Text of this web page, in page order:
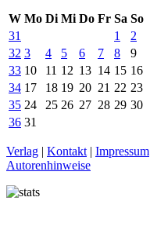
W Mo Di Mi Do Fr Sa So
31
1
2
32 3 4 5 6 7 8
9
33 10 11 12 13 14 15 16
34 17 18 19 20 21 22 23
35 24 25 26 27 28 29 30
36 31
Verlag | Kontakt | Impressum
Autorenhinweise